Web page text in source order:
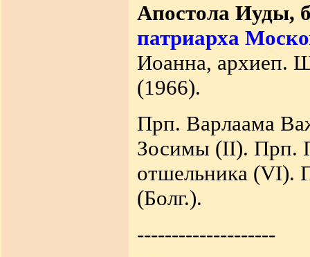
Апостола Иуды,
патриарха
Иоанна, архиеп.
(1966).
Прп. Варлаама
Зосимы (II). Прп.
отшельника (VI).
(Болг.).
--------------------